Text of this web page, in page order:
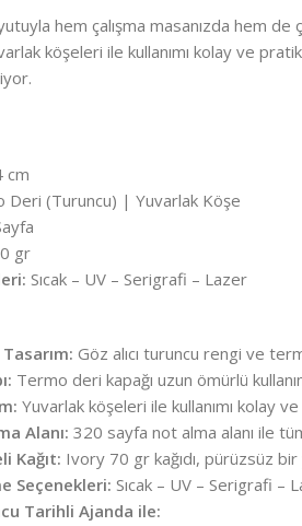
hem çalışma masanızda hem de
köşeleri ile kullanımı kolay ve
cm
Deri (Turuncu) | Yuvarlak Köşe
gr
Sıcak – UV – Serigrafi – Lazer
Göz alıcı turuncu rengi ve
Termo deri kapağı uzun ömürlü
Yuvarlak köşeleri ile kullanımı kolay
Alanı: 320 sayfa not alma alanı ile
Kağıt: Ivory 70 gr kağıdı, pürüzsüz
Seçenekleri: Sıcak – UV – Serigrafi –
Tarihli Ajanda ile: